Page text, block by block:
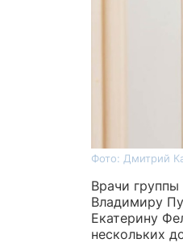
Фото: Дмитрий
Врачи
Владимиру
Екатерину
нескольких